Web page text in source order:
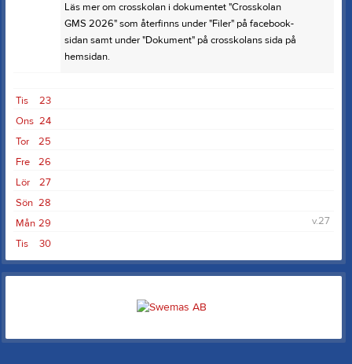
Läs mer om crosskolan i dokumentet "Crosskolan
GMS 2026" som återfinns under "Filer" på facebook-
sidan samt under "Dokument" på crosskolans sida på
hemsidan.
23
Tis
24
Ons
25
Tor
26
Fre
27
Lör
28
Sön
29
Mån
v.27
30
Tis